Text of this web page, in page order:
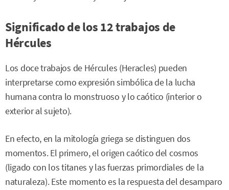
Significado de los 12 trabajos de
Hércules
Los doce trabajos de Hércules (Heracles) pueden
interpretarse como expresión simbólica de la lucha
humana contra lo monstruoso y lo caótico (interior o
exterior al sujeto).
En efecto, en la mitología griega se distinguen dos
momentos. El primero, el origen caótico del cosmos
(ligado con los titanes y las fuerzas primordiales de la
naturaleza). Este momento es la respuesta del desamparo